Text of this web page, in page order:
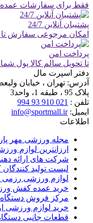
فقط برای سفارشات عمده
پشتیبان آنلاین 24/7
امکان مرجوعی سفارش تا 24 ساعت (قبل از ارسال)
پرداخت امن
تا تحویل سالم کالا پول
دفتر اسپرت مال
آدرس: تهران ، خیابان
پلاک 95 ، طبقه 1، واحد3
تلفن : 021 910 93 994
ایمیل:info@sportmall.ir
اطلاعات
مجله ورزشی مهر
ارزانترین لوازم
شرکت های ارائه
لیست تولید
لوازم ورزشی رزمی
خرید عمده کفش
مرکز فروش دستگاه
خرید لوازم ورزشی
قطعات جانبی